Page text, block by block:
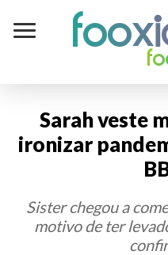
Sarah veste
ironizar
Sister chegou a
motivo de ter